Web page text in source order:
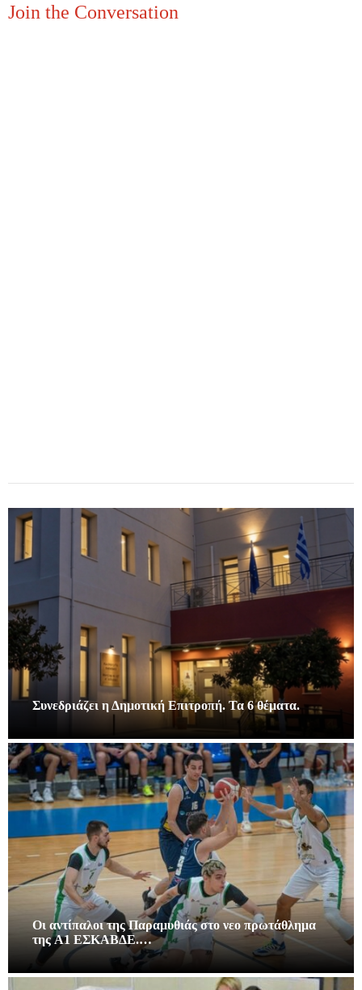
Join the Conversation
Συνεδριάζει η Δημοτική Επιτροπή. Τα 6 θέματα.
Οι αντίπαλοι της Παραμυθιάς στο νεο πρωτάθλημα
της A1 ΕΣΚΑΒΔΕ.…